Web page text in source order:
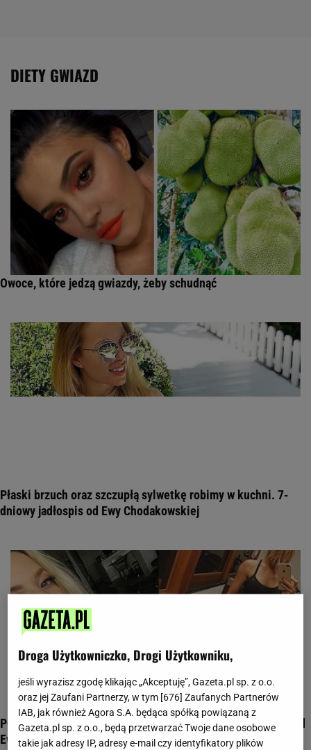
DIETY GWIAZD
Owoce, które jedzą gwiazdy, żeby schudnąć
Płaski brzuch oraz szczupłą sylwetkę robimy w kuchni. 7-
dniowy jadłospis od Ewy Chodakowskiej
Płaski brzuch robimy w kuchni, czyli tygodniowy jadłospis od
Ewy Chodakowskiej
Droga Użytkowniczko, Drogi Użytkowniku,
jeśli wyrazisz zgodę klikając „Akceptuję”, Gazeta.pl sp. z o.o.
oraz jej Zaufani Partnerzy, w tym [676] Zaufanych Partnerów
IAB, jak również Agora S.A. będąca spółką powiązaną z
Gazeta.pl sp. z o.o., będą przetwarzać Twoje dane osobowe
takie jak adresy IP, adresy e-mail czy identyfikatory plików